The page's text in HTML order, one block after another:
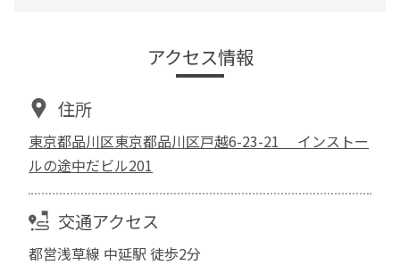
アクセス情報
住所
東京都品川区東京都品川区戸越6-23-21 インストー
ルの途中だビル201
交通アクセス
都営浅草線 中延駅 徒歩2分